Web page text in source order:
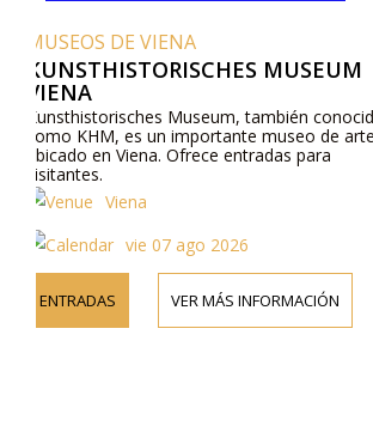
MUSEOS DE VIENA
MUSEO KAISERLICHE
SCHATZKAMMER EN VIENA
Explora la Kaiserliche Schatzkammer, el
museo del Tesoro Imperial en Viena, que
presenta una colección única de artefactos y
tesoros históricos.
vie 07 ago 2026
ENTRADAS VER MÁS INFORMACIÓN